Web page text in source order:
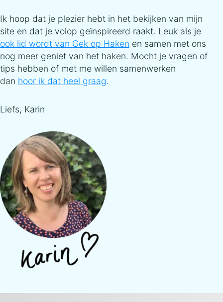
Ik hoop dat je plezier hebt in het bekijken van mijn
site en dat je volop geïnspireerd raakt. Leuk als je
ook lid wordt van Gek op Haken en samen met ons
nog meer geniet van het haken. Mocht je vragen of
tips hebben of met me willen samenwerken
dan hoor ik dat heel graag.
Liefs, Karin